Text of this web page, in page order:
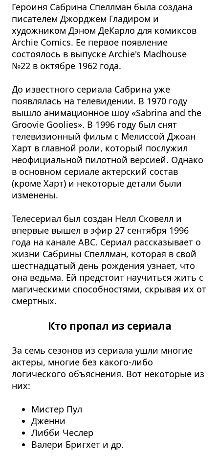
Героиня Сабрина Спеллман была создана
писателем Джорджем Гладиром и
художником Дэном ДеКарло для комиксов
Archie Comics. Ее первое появление
состоялось в выпуске Archie's Madhouse
№22 в октябре 1962 года.
До известного сериала Сабрина уже
появлялась на телевидении. В 1970 году
вышло анимационное шоу «Sabrina and the
Groovie Goolies». В 1996 году был снят
телевизионный фильм с Мелиссой Джоан
Харт в главной роли, который послужил
неофициальной пилотной версией. Однако
в основном сериале актерский состав
(кроме Харт) и некоторые детали были
изменены.
Телесериал был создан Нелл Сковелл и
впервые вышел в эфир 27 сентября 1996
года на канале ABC. Сериал рассказывает о
жизни Сабрины Спеллман, которая в свой
шестнадцатый день рождения узнает, что
она ведьма. Ей предстоит научиться жить с
магическими способностями, скрывая их от
смертных.
Кто пропал из сериала
За семь сезонов из сериала ушли многие
актеры, многие без какого-либо
логического объяснения. Вот некоторые из
них:
Мистер Пул
Дженни
Либби Чеслер
Валери Бригхет и др.